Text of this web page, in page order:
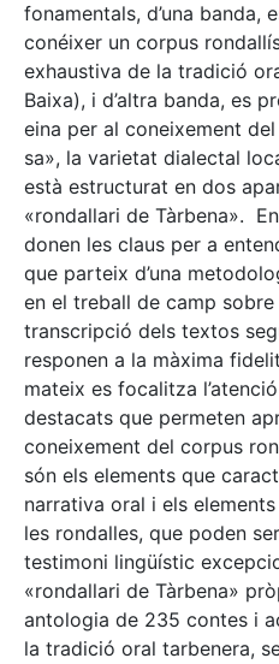
fonamentals, d’una banda,
conéixer un corpus
exhaustiva de la tradició
Baixa), i d’altra banda, es
eina per al coneixement
sa», la varietat dialectal
està estructurat en dos
«rondallari de Tàrbena».
donen les claus per a
que parteix d’una
en el treball de camp
transcripció dels textos
responen a la màxima
mateix es focalitza
destacats que permeten
coneixement del corpus
són els elements que
narrativa oral i els
les rondalles, que poden
testimoni lingüístic
«rondallari de Tàrbena»
antologia de 235 contes i
la tradició oral tarbenera,